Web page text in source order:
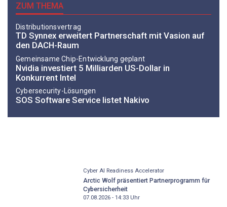
ZUM THEMA
Distributionsvertrag
TD Synnex erweitert Partnerschaft mit Vasion auf
den DACH-Raum
Gemeinsame Chip-Entwicklung geplant
Nvidia investiert 5 Milliarden US-Dollar in
Konkurrent Intel
Cybersecurity-Lösungen
SOS Software Service listet Nakivo
Cyber AI Readiness Accelerator
Arctic Wolf präsentiert Partnerprogramm für
Cybersicherheit
07.08.2026 - 14:33Uhr